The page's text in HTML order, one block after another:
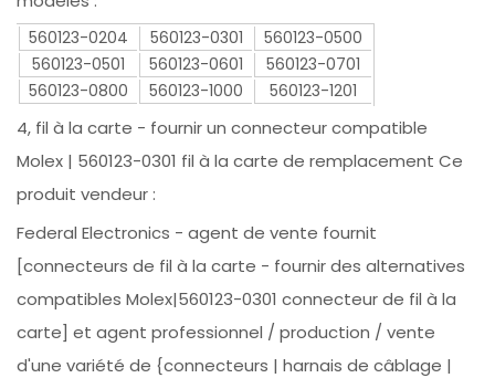
560123-0204 560123-0301
560123-0500
560123-0501
560123-0601
560123-0701
560123-0800
560123-1000 560123-1201
4, fil à la carte - fournir un connecteur compatible
Molex | 560123-0301 fil à la carte de remplacement Ce
produit vendeur :
Federal Electronics - agent de vente fournit
[connecteurs de fil à la carte - fournir des alternatives
compatibles Molex|560123-0301 connecteur de fil à la
carte] et agent professionnel / production / vente
d'une variété de {connecteurs | harnais de câblage |